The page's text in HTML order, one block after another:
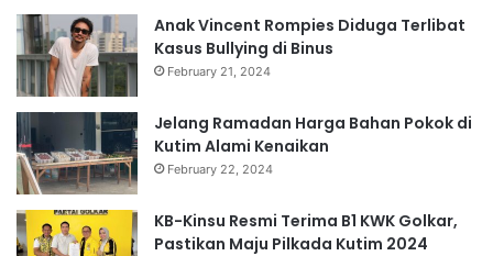
Anak Vincent Rompies Diduga Terlibat
Kasus Bullying di Binus
February 21, 2024
Jelang Ramadan Harga Bahan Pokok di
Kutim Alami Kenaikan
February 22, 2024
KB-Kinsu Resmi Terima B1 KWK Golkar,
Pastikan Maju Pilkada Kutim 2024